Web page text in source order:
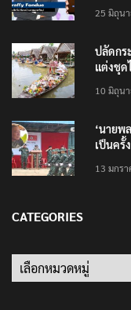
25 มิถุน
ปลัดกร
แต่งชุด
10 มิถุน
‘นายพ
เป็นครั้
13 มกร
CATEGORIES
Categories